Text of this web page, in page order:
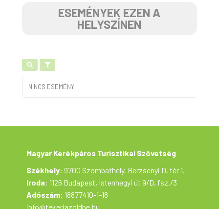
ESEMÉNYEK EZEN A
HELYSZÍNEN
NINCS ESEMÉNY
Magyar Kerékpáros Turisztikai Szövetség
Székhely: 9700 Szombathely, Berzsenyi D. tér 1.
Iroda: 1126 Budapest, Istenhegyi út 9/D, fsz./3
Adószám: 18877410-1-18
info@tekerjazoldbe.hu